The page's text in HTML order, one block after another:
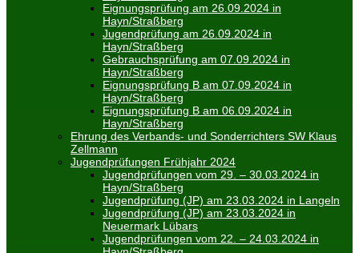
Eignungsprüfung am 26.09.2024 in
Hayn/Straßberg
Jugendprüfung am 26.09.2024 in
Hayn/Straßberg
Gebrauchsprüfung am 07.09.2024 in
Hayn/Straßberg
Eignungsprüfung B am 07.09.2024 in
Hayn/Straßberg
Eignungsprüfung B am 06.09.2024 in
Hayn/Straßberg
Ehrung des Verbands- und Sonderrichters SW Klaus
Zellmann
Jugendprüfungen Frühjahr 2024
Jugendprüfungen vom 29. – 30.03.2024 in
Hayn/Straßberg
Jugendprüfung (JP) am 23.03.2024 in Langeln
Jugendprüfung (JP) am 23.03.2024 in
Neuermark Lübars
Jugendprüfungen vom 22. – 24.03.2024 in